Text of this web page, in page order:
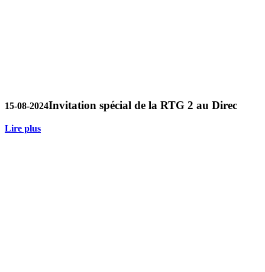
15-08-2024Invitation spécial de la RTG 2 au Direc
Lire plus